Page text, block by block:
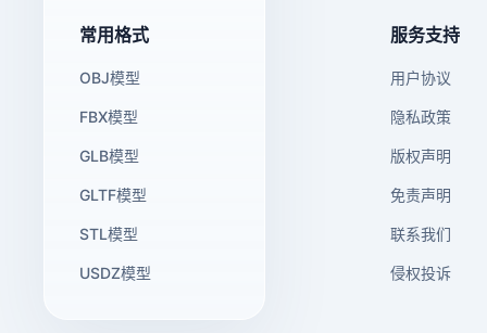
常用格式
OBJ模型
FBX模型
GLB模型
GLTF模型
STL模型
USDZ模型
服务支持
用户协议
隐私政策
版权声明
免责声明
联系我们
侵权投诉